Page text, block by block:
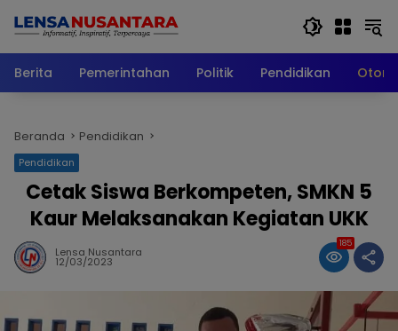
Berita
Pemerintahan Politik Pendidikan
Beranda Pendidikan
Pendidikan
Cetak Siswa Berkompeten, SMKN 5
Kaur Melaksanakan Kegiatan UKK
Lensa Nusantara
12/03/2023
185